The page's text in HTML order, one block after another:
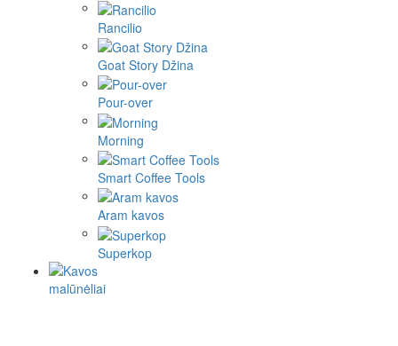
Rancilio
Goat Story Džina
Pour-over
Morning
Smart Coffee Tools
Aram kavos
Superkop